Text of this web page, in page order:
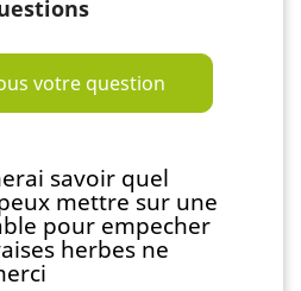
votre question
savoir quel
mettre sur une
pour empecher
herbes ne